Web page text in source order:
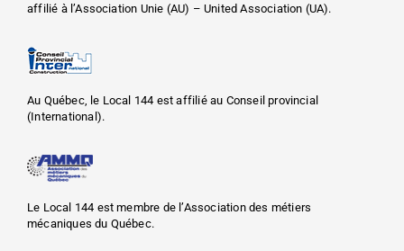
affilié à l’Association Unie (AU) – United Association (UA).
Au Québec, le Local 144 est affilié au Conseil provincial
(International).
Le Local 144 est membre de l’Association des métiers
mécaniques du Québec.